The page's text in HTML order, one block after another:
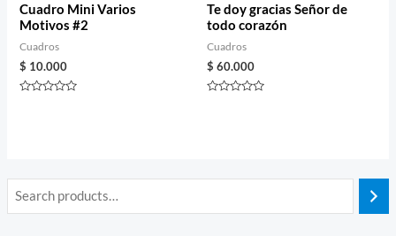
ia
Cuadro Mini Varios
Motivos #2
Cuadros
$ 10.000
Te doy gracias Señor de
todo corazón
Cuadros
$ 60.000